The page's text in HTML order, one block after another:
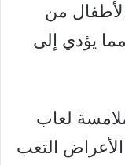
من
يؤدي إلى
لعاب
التعب